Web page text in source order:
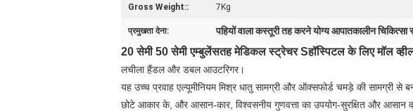
Gross Weight:: 7Kg
प्रमुखता देना: पहियों वाला कस्तूरी तह करने योग्य आपातकालीन चिकित्सा
20 सेमी 50 सेमी एम्बुलेंसतह मेडिकल स्ट्रेचर Sहॉस्पिटल के लिए मॉल
लचीला हैंडल और डबल आउटरिगर।
यह उच्च प्रवाह एल्यूमीनियम मिश्र धातु सामग्री और ऑक्सफोर्ड चमड़े की सामग्री से
छोटे आकार के, और आसान-कार, विश्वसनीय गुणवत्ता का उपयोग-सुरक्षित और आसान